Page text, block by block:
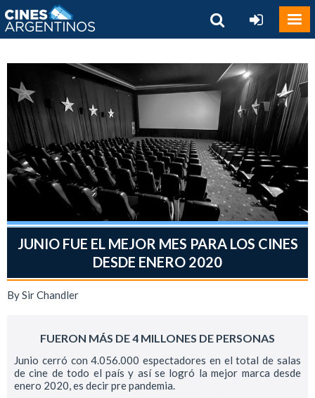
JUNIO FUE EL MEJOR MES PARA LOS CINES
DESDE ENERO 2020
By Sir Chandler
FUERON MÁS DE 4 MILLONES DE PERSONAS
Junio cerró con 4.056.000 espectadores en el total de salas
de cine de todo el país y así se logró la mejor marca desde
enero 2020, es decir pre pandemia.